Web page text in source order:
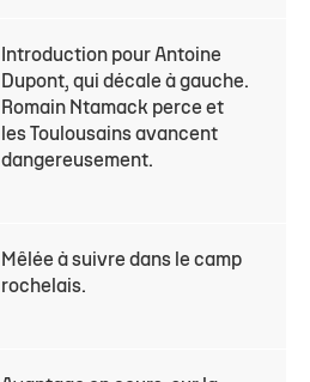
Introduction pour Antoine
Dupont, qui décale à gauche.
Romain Ntamack perce et
les Toulousains avancent
dangereusement.
Mêlée à suivre dans le camp
rochelais.